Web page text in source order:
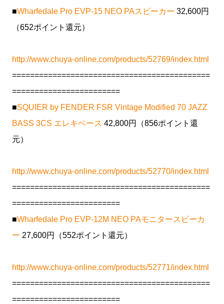
■Wharfedale Pro EVP-15 NEO PAスピーカー 32,600円
（652ポイント還元）
http://www.chuya-online.com/products/52769/index.html
============================================
========================
■SQUIER by FENDER FSR Vintage Modified 70 JAZZ
BASS 3CS エレキベース 42,800円（856ポイント還
元）
http://www.chuya-online.com/products/52770/index.html
============================================
========================
■Wharfedale Pro EVP-12M NEO PAモニタースピーカ
ー 27,600円（552ポイント還元）
http://www.chuya-online.com/products/52771/index.html
============================================
========================